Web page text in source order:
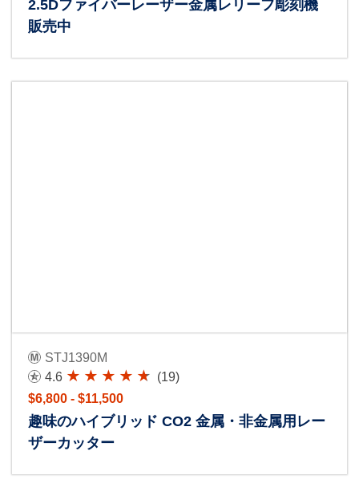
2.5Dファイバーレーザー金属レリーフ彫刻機
販売中
STJ1390M
4.6
(19)
$6,800 - $11,500
趣味のハイブリッド CO2 金属・非金属用レー
ザーカッター